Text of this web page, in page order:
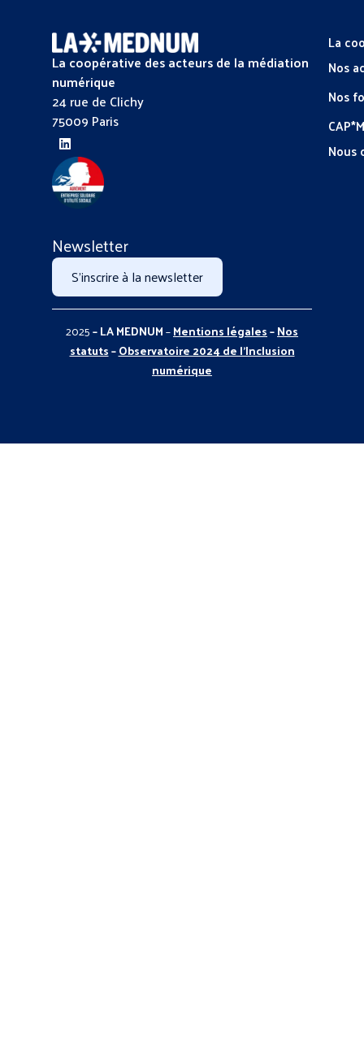
La coopérative des acteurs de la médiation
numérique
24 rue de Clichy
75009 Paris
Newsletter
S'inscrire à la newsletter
La
Nos
Nos
Nous
2025– LA MEDNUM–Mentions légales–Nos
statuts–Observatoire 2024 de l’Inclusion
numérique